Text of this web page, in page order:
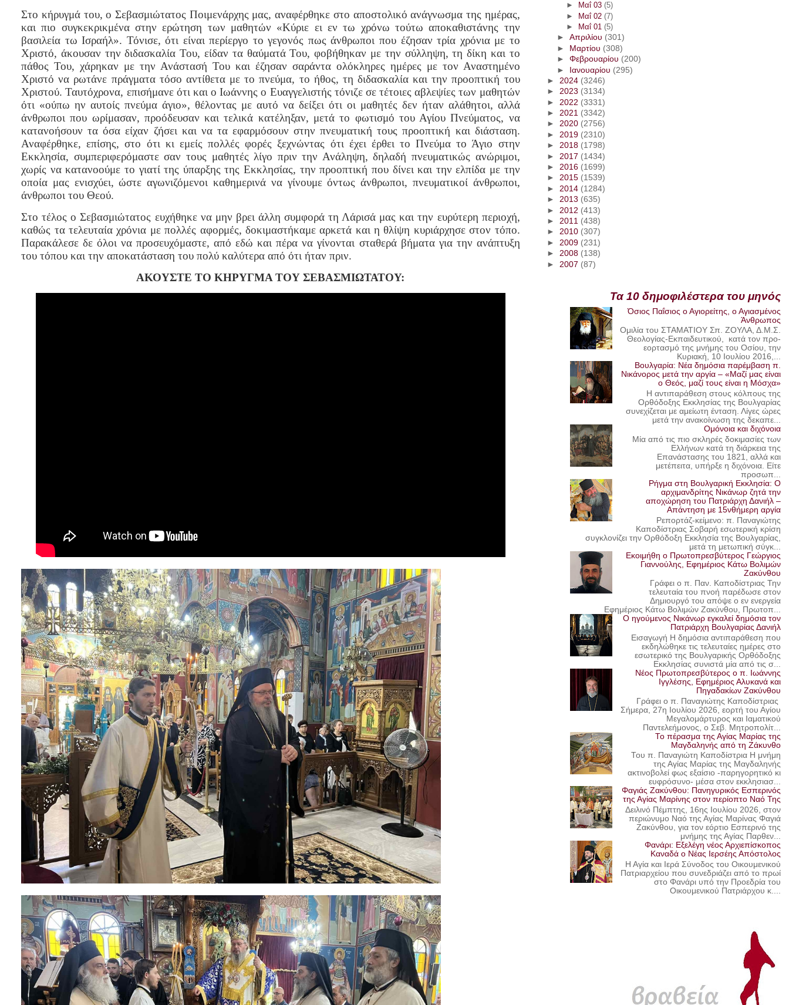
Στο κήρυγμά του, ο Σεβασμιώτατος Ποιμενάρχης μας, αναφέρθηκε στο αποστολικό ανάγνωσμα της ημέρας,
και πιο συγκεκρικμένα στην ερώτηση των μαθητών «Κύριε ει εν τω χρόνω τούτω αποκαθιστάνης την
βασιλεία τω Ισραήλ». Τόνισε, ότι είναι περίεργο το γεγονός πως άνθρωποι που έζησαν τρία χρόνια με το
Χριστό, άκουσαν την διδασκαλία Του, είδαν τα θαύματά Του, φοβήθηκαν με την σύλληψη, τη δίκη και το
πάθος Του, χάρηκαν με την Ανάστασή Του και έζησαν σαράντα ολόκληρες ημέρες με τον Αναστημένο
Χριστό να ρωτάνε πράγματα τόσο αντίθετα με το πνεύμα, το ήθος, τη διδασκαλία και την προοπτική του
Χριστού. Ταυτόχρονα, επισήμανε ότι και ο Ιωάννης ο Ευαγγελιστής τόνιζε σε τέτοιες αβλεψίες των μαθητών
ότι «ούπω ην αυτοίς πνεύμα άγιο», θέλοντας με αυτό να δείξει ότι οι μαθητές δεν ήταν αλάθητοι, αλλά
άνθρωποι που ωρίμασαν, προόδευσαν και τελικά κατέληξαν, μετά το φωτισμό του Αγίου Πνεύματος, να
κατανοήσουν τα όσα είχαν ζήσει και να τα εφαρμόσουν στην πνευματική τους προοπτική και διάσταση.
Αναφέρθηκε, επίσης, στο ότι κι εμείς πολλές φορές ξεχνώντας ότι έχει έρθει το Πνεύμα το Άγιο στην
Εκκλησία, συμπεριφερόμαστε σαν τους μαθητές λίγο πριν την Ανάληψη, δηλαδή πνευματικώς ανώριμοι,
χωρίς να κατανοούμε το γιατί της ύπαρξης της Εκκλησίας, την προοπτική που δίνει και την ελπίδα με την
οποία μας ενισχύει, ώστε αγωνιζόμενοι καθημερινά να γίνουμε όντως άνθρωποι, πνευματικοί άνθρωποι,
άνθρωποι του Θεού.
Στο τέλος ο Σεβασμιώτατος ευχήθηκε να μην βρει άλλη συμφορά τη Λάρισά μας και την ευρύτερη περιοχή,
καθώς τα τελευταία χρόνια με πολλές αφορμές, δοκιμαστήκαμε αρκετά και η θλίψη κυριάρχησε στον τόπο.
Παρακάλεσε δε όλοι να προσευχόμαστε, από εδώ και πέρα να γίνονται σταθερά βήματα για την ανάπτυξη
του τόπου και την αποκατάσταση του πολύ καλύτερα από ότι ήταν πριν.
ΑΚΟΥΣΤΕ ΤΟ ΚΗΡΥΓΜΑ ΤΟΥ ΣΕΒΑΣΜΙΩΤΑΤΟΥ:
►
Μαΐ 03 (5)
► Μαΐ 02 (7)
►
Μαΐ 01 (5)
► Απριλίου (301)
►
Μαρτίου (308)
► Φεβρουαρίου (200)
► Ιανουαρίου (295)
► 2024 (3246)
►2023 (3134)
► 2022 (3331)
►2021 (3342)
►2020 (2756)
► 2019 (2310)
►2018 (1798)
► 2017 (1434)
►2016 (1699)
►2015 (1539)
► 2014 (1284)
►2013 (635)
► 2012 (413)
► 2011 (438)
►2010 (307)
► 2009 (231)
►2008 (138)
► 2007 (87)
Τα 10 δημοφιλέστερα του μηνός
Όσιος Παΐσιος ο Αγιορείτης, ο Αγιασμένος
Άνθρωπος
Ομιλία του ΣΤΑΜΑΤΙΟΥ Σπ. ΖΟΥΛΑ, Δ.Μ.Σ.
Θεολογίας-Εκπαιδευτικού, κατά τον προ-
εορτασμό της μνήμης του Οσίου, την
Κυριακή, 10 Ιουλίου 2016,...
Βουλγαρία: Νέα δημόσια παρέμβαση π.
Νικάνορος μετά την αργία – «Μαζί μας είναι
ο Θεός, μαζί τους είναι η Μόσχα»
Η αντιπαράθεση στους κόλπους της
Ορθόδοξης Εκκλησίας της Βουλγαρίας
συνεχίζεται με αμείωτη ένταση. Λίγες ώρες
μετά την ανακοίνωση της δεκαπε...
Ομόνοια και διχόνοια
Μία από τις πιο σκληρές δοκιμασίες των
Ελλήνων κατά τη διάρκεια της
Επανάστασης του 1821, αλλά και
μετέπειτα, υπήρξε η διχόνοια. Είτε
προσωπ...
Ρήγμα στη Βουλγαρική Εκκλησία: Ο
αρχιμανδρίτης Νικάνωρ ζητά την
αποχώρηση του Πατριάρχη Δανιήλ –
Απάντηση με 15νθήμερη αργία
Ρεπορτάζ-κείμενο: π. Παναγιώτης
Καποδίστριας Σοβαρή εσωτερική κρίση
συγκλονίζει την Ορθόδοξη Εκκλησία της Βουλγαρίας,
μετά τη μετωπική σύγκ...
Εκοιμήθη ο Πρωτοπρεσβύτερος Γεώργιος
Γιαννούλης, Εφημέριος Κάτω Βολιμών
Ζακύνθου
Γράφει ο π. Παν. Καποδίστριας Την
τελευταία του πνοή παρέδωσε στον
Δημιουργό του απόψε ο εν ενεργεία
Εφημέριος Κάτω Βολιμών Ζακύνθου, Πρωτοπ...
Ο ηγούμενος Νικάνωρ εγκαλεί δημόσια τον
Πατριάρχη Βουλγαρίας Δανιήλ
Εισαγωγή Η δημόσια αντιπαράθεση που
εκδηλώθηκε τις τελευταίες ημέρες στο
εσωτερικό της Βουλγαρικής Ορθόδοξης
Εκκλησίας συνιστά μία από τις σ...
Νέος Πρωτοπρεσβύτερος ο π. Ιωάννης
Ιγγλέσης, Εφημέριος Αλυκανά και
Πηγαδακίων Ζακύνθου
Γράφει ο π. Παναγιώτης Καποδίστριας
Σήμερα, 27η Ιουλίου 2026, εορτή του Αγίου
Μεγαλομάρτυρος και Ιαματικού
Παντελεήμονος, ο Σεβ. Μητροπολίτ...
Το πέρασμα της Αγίας Μαρίας της
Μαγδαληνής από τη Ζάκυνθο
Του π. Παναγιώτη Καποδίστρια Η μνήμη
της Αγίας Μαρίας της Μαγδαληνής
ακτινοβολεί φως εξαίσιο -παρηγορητικό κι
ευφρόσυνο- μέσα στον εκκλησιασ...
Φαγιάς Ζακύνθου: Πανηγυρικός Εσπερινός
της Αγίας Μαρίνης στον περίοπτο Ναό Της
Δειλινό Πέμπτης, 16ης Ιουλίου 2026, στον
περιώνυμο Ναό της Αγίας Μαρίνας Φαγιά
Ζακύνθου, για τον εόρτιο Εσπερινό της
μνήμης της Αγίας Παρθεν...
Φανάρι: Εξελέγη νέος Αρχιεπίσκοπος
Καναδά ο Νέας Ιερσέης Απόστολος
Η Αγία και Ιερά Σύνοδος του Οικουμενικού
Πατριαρχείου που συνεδριάζει από το πρωί
στο Φανάρι υπό την Προεδρία του
Οικουμενικού Πατριάρχου κ....